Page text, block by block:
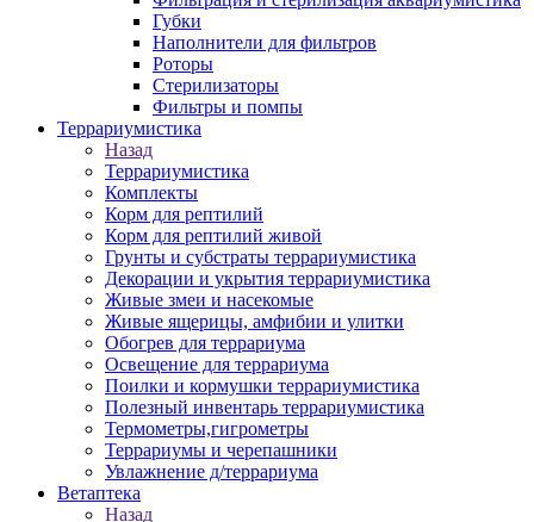
Губки
Наполнители для фильтров
Роторы
Стерилизаторы
Фильтры и помпы
Террариумистика
Назад
Террариумистика
Комплекты
Корм для рептилий
Корм для рептилий живой
Грунты и субстраты террариумистика
Декорации и укрытия террариумистика
Живые змеи и насекомые
Живые ящерицы, амфибии и улитки
Обогрев для террариума
Освещение для террариума
Поилки и кормушки террариумистика
Полезный инвентарь террариумистика
Термометры,гигрометры
Террариумы и черепашники
Увлажнение д/террариума
Ветаптека
Назад